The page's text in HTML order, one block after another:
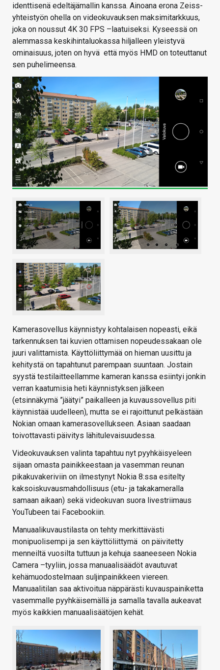
identtisenä edeltäjämallin kanssa. Ainoana erona Zeiss-
yhteistyön ohella on videokuvauksen maksimitarkkuus,
joka on noussut 4K 30 FPS –laatuiseksi. Kyseessä on
alemmassa keskihintaluokassa hiljalleen yleistyvä
ominaisuus, joten on hyvä että myös HMD on toteuttanut
sen puhelimeensa.
Kamerasovellus käynnistyy kohtalaisen nopeasti, eikä
tarkennuksen tai kuvien ottamisen nopeudessakaan ole
juuri valittamista. Käyttöliittymää on hieman uusittu ja
kehitystä on tapahtunut parempaan suuntaan. Jostain
syystä testilaitteellamme kameran kanssa esiintyi jonkin
verran kaatumisia heti käynnistyksen jälkeen
(etsinnäkymä ”jäätyi” paikalleen ja kuvaussovellus piti
käynnistää uudelleen), mutta se ei rajoittunut pelkästään
Nokian omaan kamerasovellukseen. Asiaan saadaan
toivottavasti päivitys lähitulevaisuudessa.
Videokuvauksen valinta tapahtuu nyt pyyhkäisyeleen
sijaan omasta painikkeestaan ja vasemman reunan
pikakuvakeriviin on ilmestynyt Nokia 8:ssa esitelty
kaksoiskuvausmahdollisuus (etu- ja takakameralla
samaan aikaan) sekä videokuvan suora livestriimaus
YouTubeen tai Facebookiin.
Manuaalikuvaustilasta on tehty merkittävästi
monipuolisempi ja sen käyttöliittymä on päivitetty
menneiltä vuosilta tuttuun ja kehuja saaneeseen Nokia
Camera –tyyliin, jossa manuaalisäädöt avautuvat
kehämuodostelmaan suljinpainikkeen viereen.
Manuaalitilan saa aktivoitua näppärästi kuvauspainiketta
vasemmalle pyyhkäisemällä ja samalla tavalla aukeavat
myös kaikkien manuaalisäätöjen kehät.